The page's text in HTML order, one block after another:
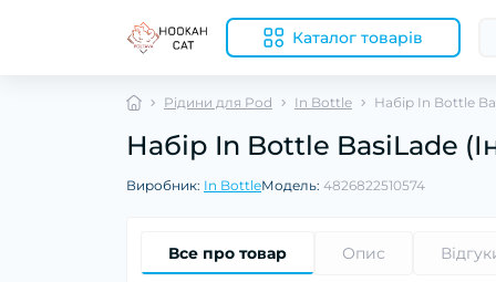
Каталог товарів
Рідини для Pod In Bottle Набір In Bottle
Набір In Bottle BasiLade
Виробник: In BottleМодель: 4826822510574
Все про товар Опис